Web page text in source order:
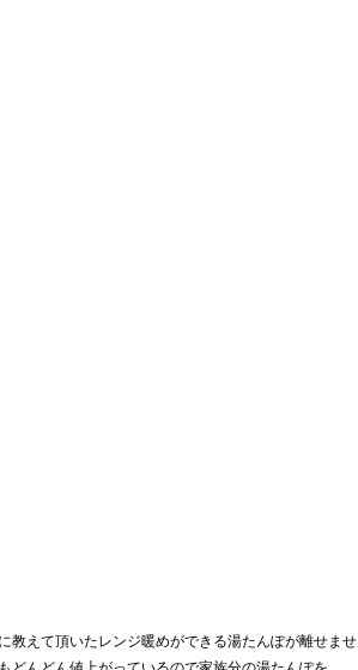
教えて頂いたレンジ暖めができる湯たんぽが離せま